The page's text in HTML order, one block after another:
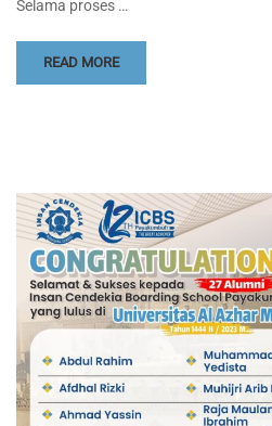
Selama proses …
READ MORE